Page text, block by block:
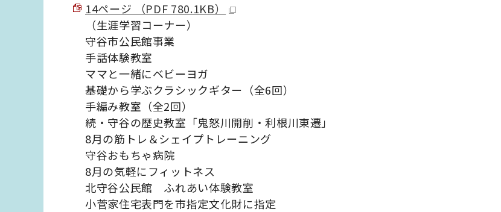
14ページ （PDF 780.1KB）
（生涯学習コーナー）
守谷市公民館事業
手話体験教室
ママと一緒にベビーヨガ
基礎から学ぶクラシックギター（全6回）
手編み教室（全2回）
続・守谷の歴史教室「鬼怒川開削・利根川東遷」
8月の筋トレ＆シェイプトレーニング
守谷おもちゃ病院
8月の気軽にフィットネス
北守谷公民館 ふれあい体験教室
小菅家住宅表門を市指定文化財に指定